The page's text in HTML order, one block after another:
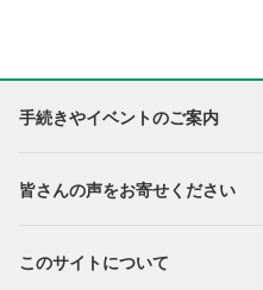
手続きやイベントのご案内
皆さんの声をお寄せください
このサイトについて